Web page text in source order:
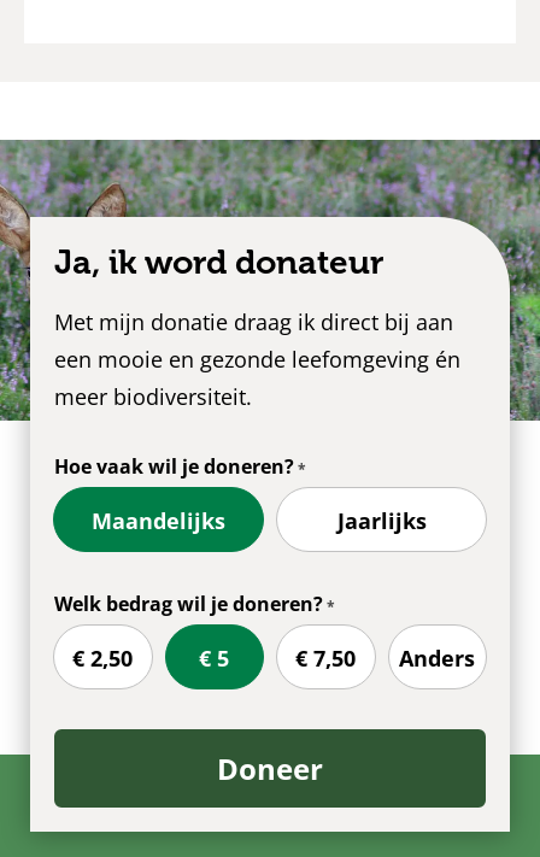
Ja, ik word donateur
Met mijn donatie draag ik direct bij aan
een mooie en gezonde leefomgeving én
meer biodiversiteit.
Hoe vaak wil je doneren?
Maandelijks Jaarlijks
Welk bedrag wil je doneren?
€ 2,50 € 5 € 7,50 Anders
Doneer